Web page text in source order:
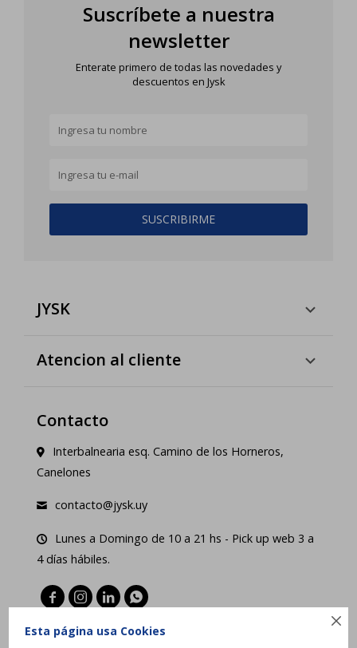

Esta página usa Cookies
Suscríbete a nuestra
newsletter
Enterate primero de todas las novedades y
descuentos en Jysk
SUSCRIBIRME
JYSK
Atencion al cliente
Contacto
Interbalnearia esq. Camino de los Horneros,
Canelones
contacto@jysk.uy
Lunes a Domingo de 10 a 21 hs - Pick up web 3 a
4 días hábiles.
   